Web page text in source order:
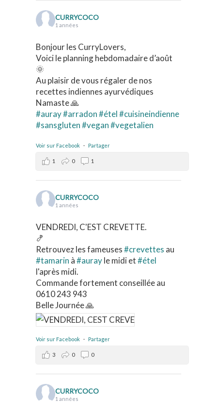
CURRYCOCO
1 années
Bonjour les CurryLovers,
Voici le planning hebdomadaire d’août
🌞
Au plaisir de vous régaler de nos
recettes indiennes ayurvédiques
Namaste 🙏
#auray#arradon#étel#cuisineindienne
#sansgluten#vegan#vegetalien
Voir sur Facebook · Partager
1 0 1
CURRYCOCO
1 années
VENDREDI, C'EST CREVETTE.
🍤
Retrouvez les fameuses#crevettes au
#tamarin à#aurayle midi et#étel
l'après midi.
Commande fortement conseillée au
0610 243 943
Belle Journée 🙏
Voir sur Facebook · Partager
3 0 0
CURRYCOCO
1 années